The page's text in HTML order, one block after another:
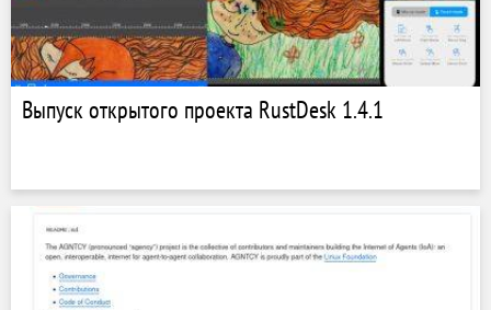
Выпуск открытого проекта RustDesk 1.4.1